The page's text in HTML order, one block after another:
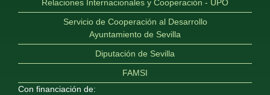
Relaciones Internacionales y Cooperación - UPO
Servicio de Cooperación al Desarrollo
Ayuntamiento de Sevilla
Diputación de Sevilla
FAMSI
Con financiación de: